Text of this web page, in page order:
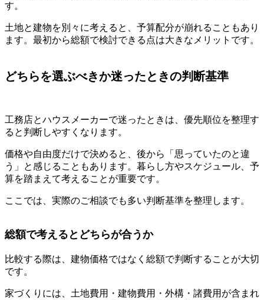
す。
土地と建物を別々に考えると、予算配分が崩れることもあり
ます。最初から総額で検討できる点は大きなメリットです。
どちらを選ぶべきか迷ったときの判断基準
工務店とハウスメーカーで迷ったときは、優先順位を整理す
ると判断しやすくなります。
価格や自由度だけで決めると、後から「思っていたのと違
う」と感じることもあります。暮らし方やスケジュール、予
算を踏まえて考えることが重要です。
ここでは、実際のご相談でも多い判断基準を整理します。
総額で考えるとどちらが合うか
比較する際は、建物価格ではなく総額で判断することが大切
です。
家づくりには、土地費用・建物費用・外構・諸費用が含まれ